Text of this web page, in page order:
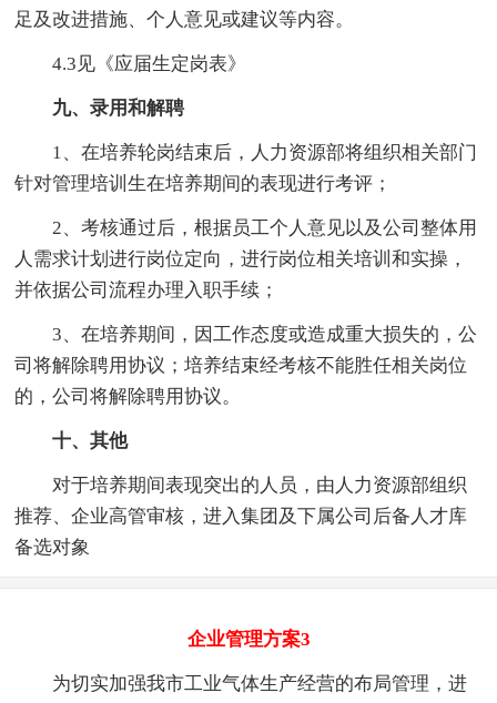
足及改进措施、个人意见或建议等内容。
4.3见《应届生定岗表》
九、录用和解聘
1、在培养轮岗结束后，人力资源部将组织相关部门
针对管理培训生在培养期间的表现进行考评；
2、考核通过后，根据员工个人意见以及公司整体用
人需求计划进行岗位定向，进行岗位相关培训和实操，
并依据公司流程办理入职手续；
3、在培养期间，因工作态度或造成重大损失的，公
司将解除聘用协议；培养结束经考核不能胜任相关岗位
的，公司将解除聘用协议。
十、其他
对于培养期间表现突出的人员，由人力资源部组织
推荐、企业高管审核，进入集团及下属公司后备人才库
备选对象
企业管理方案3
为切实加强我市工业气体生产经营的布局管理，进